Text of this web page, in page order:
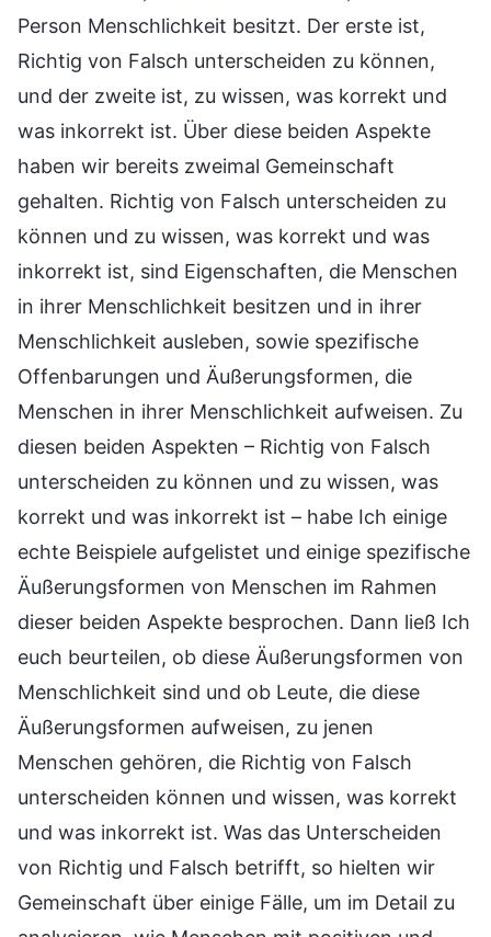
Person Menschlichkeit besitzt. Der erste ist,
Richtig von Falsch unterscheiden zu können,
und der zweite ist, zu wissen, was korrekt und
was inkorrekt ist. Über diese beiden Aspekte
haben wir bereits zweimal Gemeinschaft
gehalten. Richtig von Falsch unterscheiden zu
können und zu wissen, was korrekt und was
inkorrekt ist, sind Eigenschaften, die Menschen
in ihrer Menschlichkeit besitzen und in ihrer
Menschlichkeit ausleben, sowie spezifische
Offenbarungen und Äußerungsformen, die
Menschen in ihrer Menschlichkeit aufweisen. Zu
diesen beiden Aspekten – Richtig von Falsch
unterscheiden zu können und zu wissen, was
korrekt und was inkorrekt ist – habe Ich einige
echte Beispiele aufgelistet und einige spezifische
Äußerungsformen von Menschen im Rahmen
dieser beiden Aspekte besprochen. Dann ließ Ich
euch beurteilen, ob diese Äußerungsformen von
Menschlichkeit sind und ob Leute, die diese
Äußerungsformen aufweisen, zu jenen
Menschen gehören, die Richtig von Falsch
unterscheiden können und wissen, was korrekt
und was inkorrekt ist. Was das Unterscheiden
von Richtig und Falsch betrifft, so hielten wir
Gemeinschaft über einige Fälle, um im Detail zu